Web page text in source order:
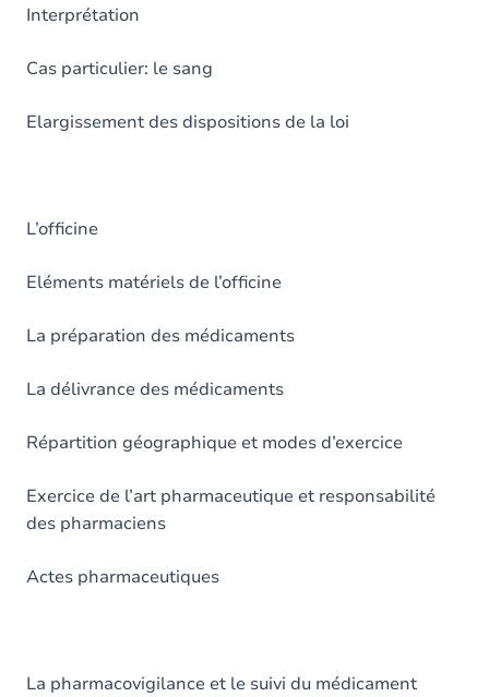
Interprétation
Cas particulier: le sang
Elargissement des dispositions de la loi
L’officine
Eléments matériels de l’officine
La préparation des médicaments
La délivrance des médicaments
Répartition géographique et modes d’exercice
Exercice de l’art pharmaceutique et responsabilité
des pharmaciens
Actes pharmaceutiques
La pharmacovigilance et le suivi du médicament